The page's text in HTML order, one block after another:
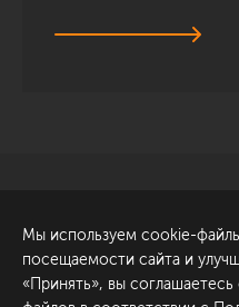
ул. Академика Павлова,
к1
Мы используем cookie-
посещаемости сайта и
«Принять», вы